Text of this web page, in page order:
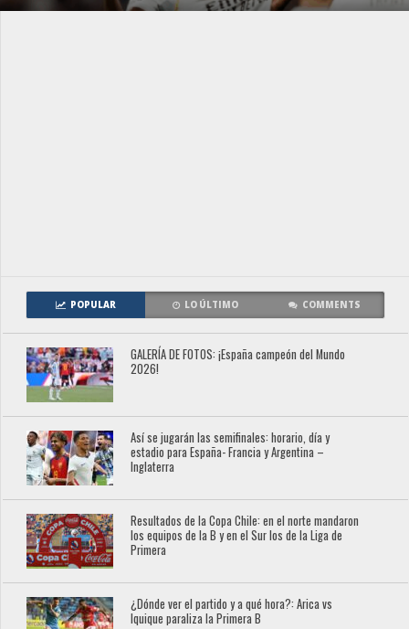
POPULAR LO ÚLTIMO COMMENTS
GALERÍA DE FOTOS: ¡España campeón del Mundo
2026!
Así se jugarán las semifinales: horario, día y
estadio para España- Francia y Argentina –
Inglaterra
Resultados de la Copa Chile: en el norte mandaron
los equipos de la B y en el Sur los de la Liga de
Primera
¿Dónde ver el partido y a qué hora?: Arica vs
Iquique paraliza la Primera B